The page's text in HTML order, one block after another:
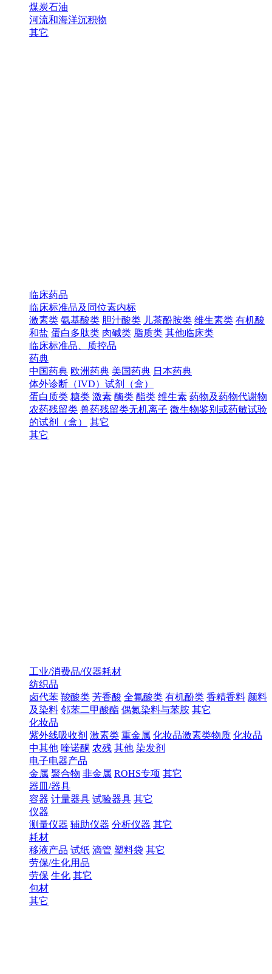
煤炭石油
河流和海洋沉积物
其它
临床药品
临床标准品及同位素内标
激素类 氨基酸类 胆汁酸类 儿茶酚胺类 维生素类 有机酸
和盐 蛋白多肽类 肉碱类 脂质类 其他临床类
临床标准品、质控品
药典
中国药典 欧洲药典 美国药典 日本药典
体外诊断（IVD）试剂（盒）
蛋白质类 糖类 激素 酶类 酯类 维生素 药物及药物代谢物
农药残留类 兽药残留类无机离子 微生物鉴别或药敏试验
的试剂（盒）
其它
其它
工业/消费品/仪器耗材
纺织品
卤代苯 羧酸类 芳香酸 全氟酸类 有机酚类 香精香料 颜料
及染料 邻苯二甲酸酯 偶氮染料与苯胺 其它
化妆品
紫外线吸收剂 激素类 重金属 化妆品激素类物质 化妆品
中其他 喹诺酮 农残 其他 染发剂
电子电器产品
金属 聚合物 非金属 ROHS专项 其它
器皿/器具
容器 计量器具 试验器具 其它
仪器
测量仪器 辅助仪器 分析仪器 其它
耗材
移液产品 试纸 滴管 塑料袋 其它
劳保/生化用品
劳保 生化 其它
包材
其它